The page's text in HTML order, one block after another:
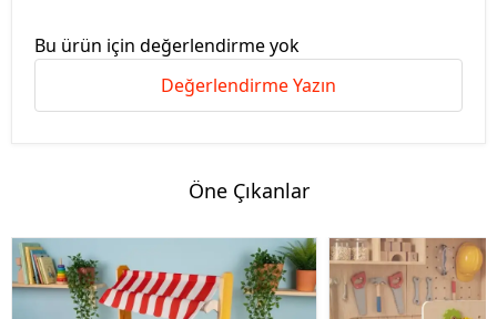
Bu ürün için değerlendirme yok
Değerlendirme Yazın
Öne Çıkanlar